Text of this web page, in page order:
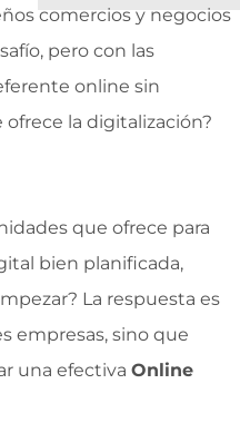
comercios y negocios
pero con las
online sin
la digitalización?
que ofrece para
bien planificada,
La respuesta es
empresas, sino que
una efectiva Online